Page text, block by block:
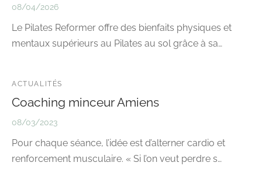
08/04/2026
Le Pilates Reformer offre des bienfaits physiques et
mentaux supérieurs au Pilates au sol grâce à sa…
ACTUALITÉS
Coaching minceur Amiens
08/03/2023
Pour chaque séance, l’idée est d’alterner cardio et
renforcement musculaire. « Si l’on veut perdre s…